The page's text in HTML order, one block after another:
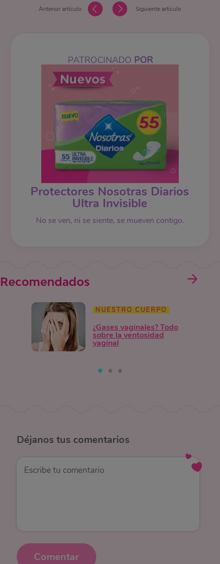
Anterior artículo Siguiente artículo
PATROCINADO POR
Protectores Nosotras Diarios
Ultra Invisible
No se ven, ni se siente, se mueven contigo.
Recomendados
NUESTRO CUERPO
¿Gases vaginales? Todo
sobre la ventosidad
vaginal
Déjanos tus comentarios
Comentar